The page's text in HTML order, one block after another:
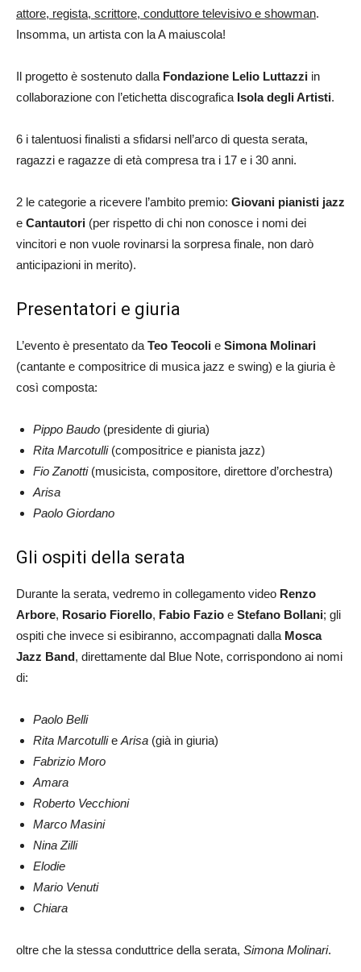
attore, regista, scrittore, conduttore televisivo e showman.
Insomma, un artista con la A maiuscola!
Il progetto è sostenuto dalla Fondazione Lelio Luttazzi in
collaborazione con l’etichetta discografica Isola degli Artisti.
6 i talentuosi finalisti a sfidarsi nell’arco di questa serata,
ragazzi e ragazze di età compresa tra i 17 e i 30 anni.
2 le categorie a ricevere l’ambito premio: Giovani pianisti jazz
e Cantautori (per rispetto di chi non conosce i nomi dei
vincitori e non vuole rovinarsi la sorpresa finale, non darò
anticipazioni in merito).
Presentatori e giuria
L’evento è presentato da Teo Teocoli e Simona Molinari
(cantante e compositrice di musica jazz e swing) e la giuria è
così composta:
Pippo Baudo (presidente di giuria)
Rita Marcotulli(compositrice e pianista jazz)
Fio Zanotti(musicista, compositore, direttore d’orchestra)
Arisa
Paolo Giordano
Gli ospiti della serata
Durante la serata, vedremo in collegamento video Renzo
Arbore, Rosario Fiorello, Fabio Fazio e Stefano Bollani; gli
ospiti che invece si esibiranno, accompagnati dalla Mosca
Jazz Band, direttamente dal Blue Note, corrispondono ai nomi
di:
Paolo Belli
Rita Marcotullie Arisa (già in giuria)
Fabrizio Moro
Amara
Roberto Vecchioni
Marco Masini
Nina Zilli
Elodie
Mario Venuti
Chiara
oltre che la stessa conduttrice della serata, Simona Molinari.